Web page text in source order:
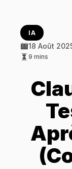
IA
18 Août
9 mins